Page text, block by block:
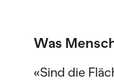
Was
«Sind die